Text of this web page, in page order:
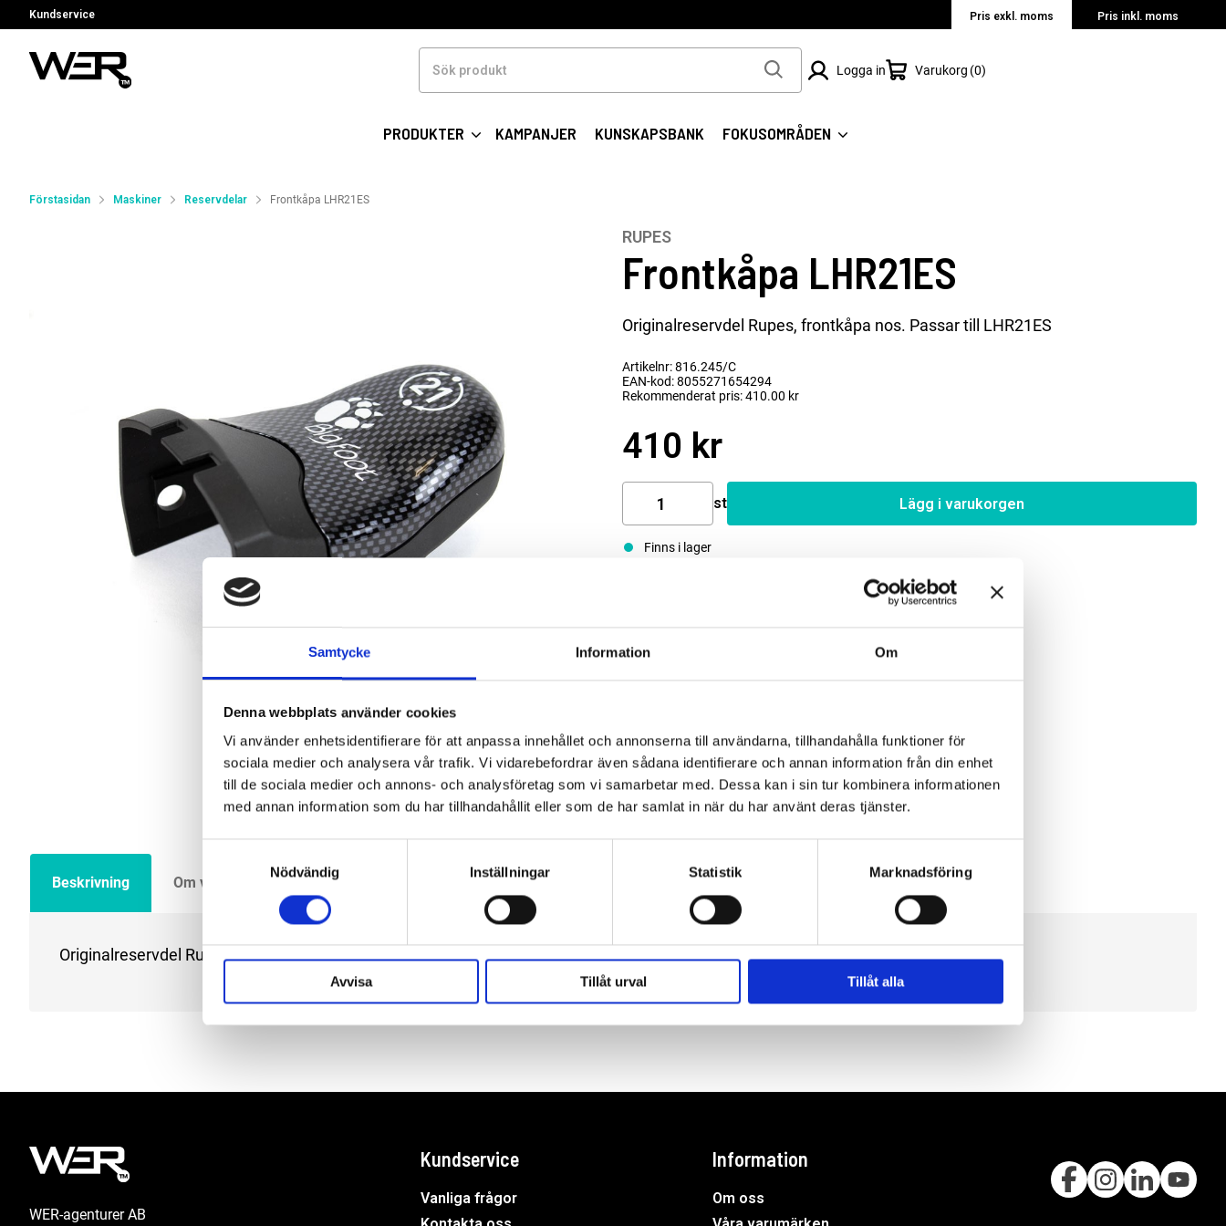
Samtycke Information Om
Denna webbplats använder cookies
Vi använder enhetsidentifierare för att anpassa innehållet och annonserna till användarna, tillhandahålla funktioner för
sociala medier och analysera vår trafik. Vi vidarebefordrar även sådana identifierare och annan information från din enhet
till de sociala medier och annons- och analysföretag som vi samarbetar med. Dessa kan i sin tur kombinera informationen
med annan information som du har tillhandahållit eller som de har samlat in när du har använt deras tjänster.
Nödvändig
Inställningar Statistik Marknadsföring
Avvisa Tillåt urval Tillåt alla
Kundservice Pris exkl. moms Pris inkl. moms
produkt
Logga in Varukorg 0
PRODUKTER KAMPANJER KUNSKAPSBANK FOKUSOMRÅDEN
Förstasidan Maskiner Reservdelar Frontkåpa LHR21ES
RUPES
Frontkåpa LHR21ES
Originalreservdel Rupes, frontkåpa nos. Passar till LHR21ES
Artikelnr: 816.245/C
EAN-kod: 8055271654294
Rekommenderat pris: 410.00 kr
410 kr
st Lägg i varukorgen
Finns i lager
Beskrivning Om varumärket Filer
Originalreservdel Rupes, frontkåpa nos. Passar till LHR21ES
WER-agenturer AB
Kundservice
Vanliga frågor
Information
Om oss